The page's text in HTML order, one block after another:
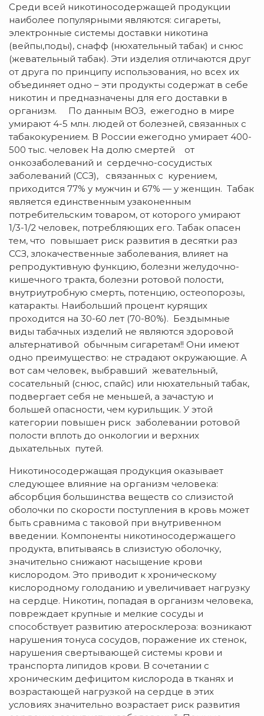
Среди всей никотиносодержащей продукции
наиболее популярными являются: сигареты,
электронные системы доставки никотина
(вейпы,поды), снафф (нюхательный табак) и снюс
(жевательный табак). Эти изделия отличаются друг
от друга по принципу использования, но всех их
объединяет одно – эти продукты содержат в себе
никотин и предназначены для его доставки в
организм. По данным ВОЗ, ежегодно в мире
умирают 4-5 млн. людей от болезней, связанных с
табакокурением. В России ежегодно умирает 400-
500 тыс. человек На долю смертей от
онкозаболеваний и сердечно-сосудистых
заболеваний (ССЗ), связанных с курением,
приходится 77% у мужчин и 67% — у женщин. Табак
является единственным узаконенным
потребительским товаром, от которого умирают
1/3-1/2 человек, потребляющих его. Табак опасен
тем, что повышает риск развития в десятки раз
ССЗ, злокачественные заболевания, влияет на
репродуктивную функцию, болезни желудочно-
кишечного тракта, болезни ротовой полости,
внутриутробную смерть, потенцию, остеопорозы,
катаракты. Наибольший процент курящих
проходится на 30-60 лет (70-80%). Бездымные
виды табачных изделий не являются здоровой
альтернативой обычным сигаретам!! Они имеют
одно преимущество: не страдают окружающие. А
вот сам человек, выбравший жевательный,
сосательный (снюс, спайс) или нюхательный табак,
подвергает себя не меньшей, а зачастую и
большей опасности, чем курильщик. У этой
категории повышен риск заболевании ротовой
полости вплоть до онкологии и верхних
дыхательных путей.
Никотиносодержащая продукция оказывает
следующее влияние на организм человека:
абсорбция большинства веществ со слизистой
оболочки по скорости поступления в кровь может
быть сравнима с таковой при внутривенном
введении. Компоненты никотиносодержащего
продукта, впитываясь в слизистую оболочку,
значительно снижают насыщение крови
кислородом. Это приводит к хроническому
кислородному голоданию и увеличивает нагрузку
на сердце. Никотин, попадая в организм человека,
повреждает крупные и мелкие сосуды и
способствует развитию атеросклероза: возникают
нарушения тонуса сосудов, поражение их стенок,
нарушения свертывающей системы крови и
транспорта липидов крови. В сочетании с
хроническим дефицитом кислорода в тканях и
возрастающей нагрузкой на сердце в этих
условиях значительно возрастает риск развития